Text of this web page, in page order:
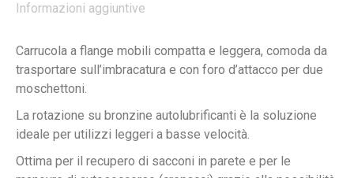
Informazioni aggiuntive
Carrucola a flange mobili compatta e leggera, comoda da
trasportare sull’imbracatura e con foro d’attacco per due
moschettoni.
La rotazione su bronzine autolubrificanti è la soluzione
ideale per utilizzi leggeri a basse velocità.
Ottima per il recupero di sacconi in parete e per le